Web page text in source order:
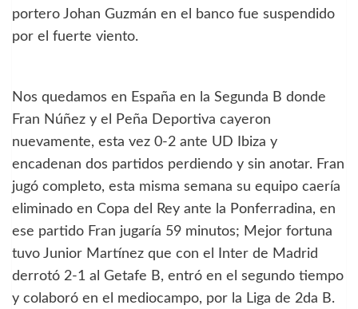
portero Johan Guzmán en el banco fue suspendido
por el fuerte viento.
Nos quedamos en España en la Segunda B donde
Fran Núñez y el Peña Deportiva cayeron
nuevamente, esta vez 0-2 ante UD Ibiza y
encadenan dos partidos perdiendo y sin anotar. Fran
jugó completo, esta misma semana su equipo caería
eliminado en Copa del Rey ante la Ponferradina, en
ese partido Fran jugaría 59 minutos; Mejor fortuna
tuvo Junior Martínez que con el Inter de Madrid
derrotó 2-1 al Getafe B, entró en el segundo tiempo
y colaboró en el mediocampo, por la Liga de 2da B.